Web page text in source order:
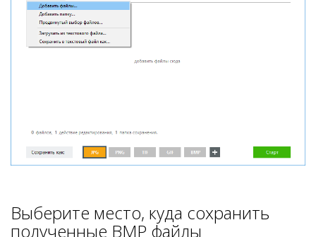
Выберите место, куда сохранить
полученные BMP файлы